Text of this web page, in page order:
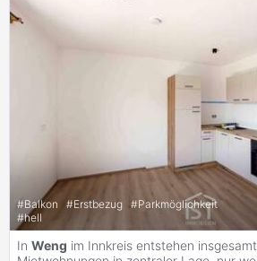
#Balkon #Erstbezug #Parkmöglichkeit
#hell
In Weng im Innkreis entstehen